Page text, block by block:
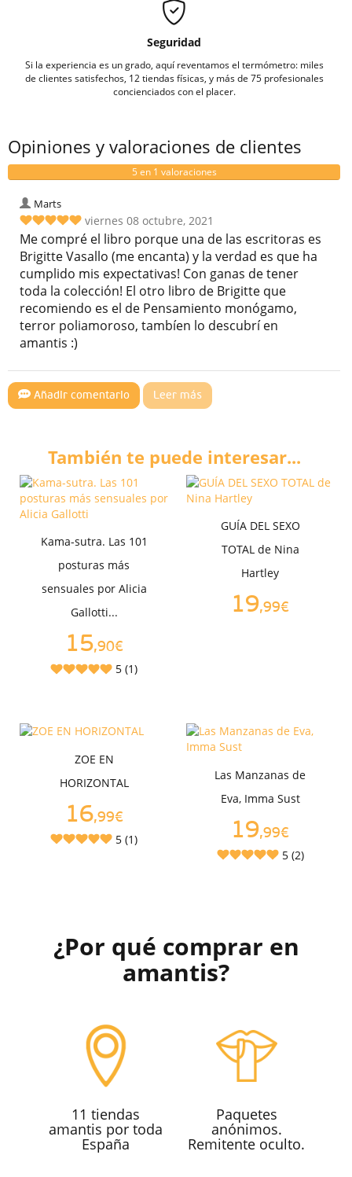
Seguridad
Si la experiencia es un grado, aquí reventamos el termómetro: miles
de clientes satisfechos, 12 tiendas físicas, y más de 75 profesionales
concienciados con el placer.
Opiniones y valoraciones de clientes
5 en 1 valoraciones
Marts
viernes 08 octubre, 2021
Me compré el libro porque una de las escritoras es
Brigitte Vasallo (me encanta) y la verdad es que ha
cumplido mis expectativas! Con ganas de tener
toda la colección! El otro libro de Brigitte que
recomiendo es el de Pensamiento monógamo,
terror poliamoroso, tambíen lo descubrí en
amantis :)
Añadir comentario Leer más
También te puede interesar...
Kama-sutra. Las 101
posturas más
sensuales por Alicia
Gallotti...
15,90€
5 (1)
GUÍA DEL SEXO
TOTAL de Nina
Hartley
19,99€
ZOE EN
HORIZONTAL
16,99€
5 (1)
Las Manzanas de
Eva, Imma Sust
19,99€
5 (2)
¿Por qué comprar en
amantis?
11 tiendas
amantis por toda
España
Paquetes
anónimos.
Remitente oculto.